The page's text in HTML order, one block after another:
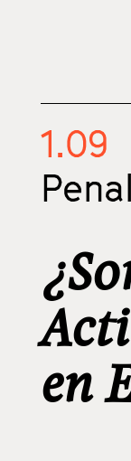
1.09
Penal
en